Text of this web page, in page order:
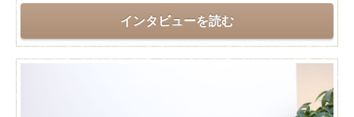
インタビューを読む